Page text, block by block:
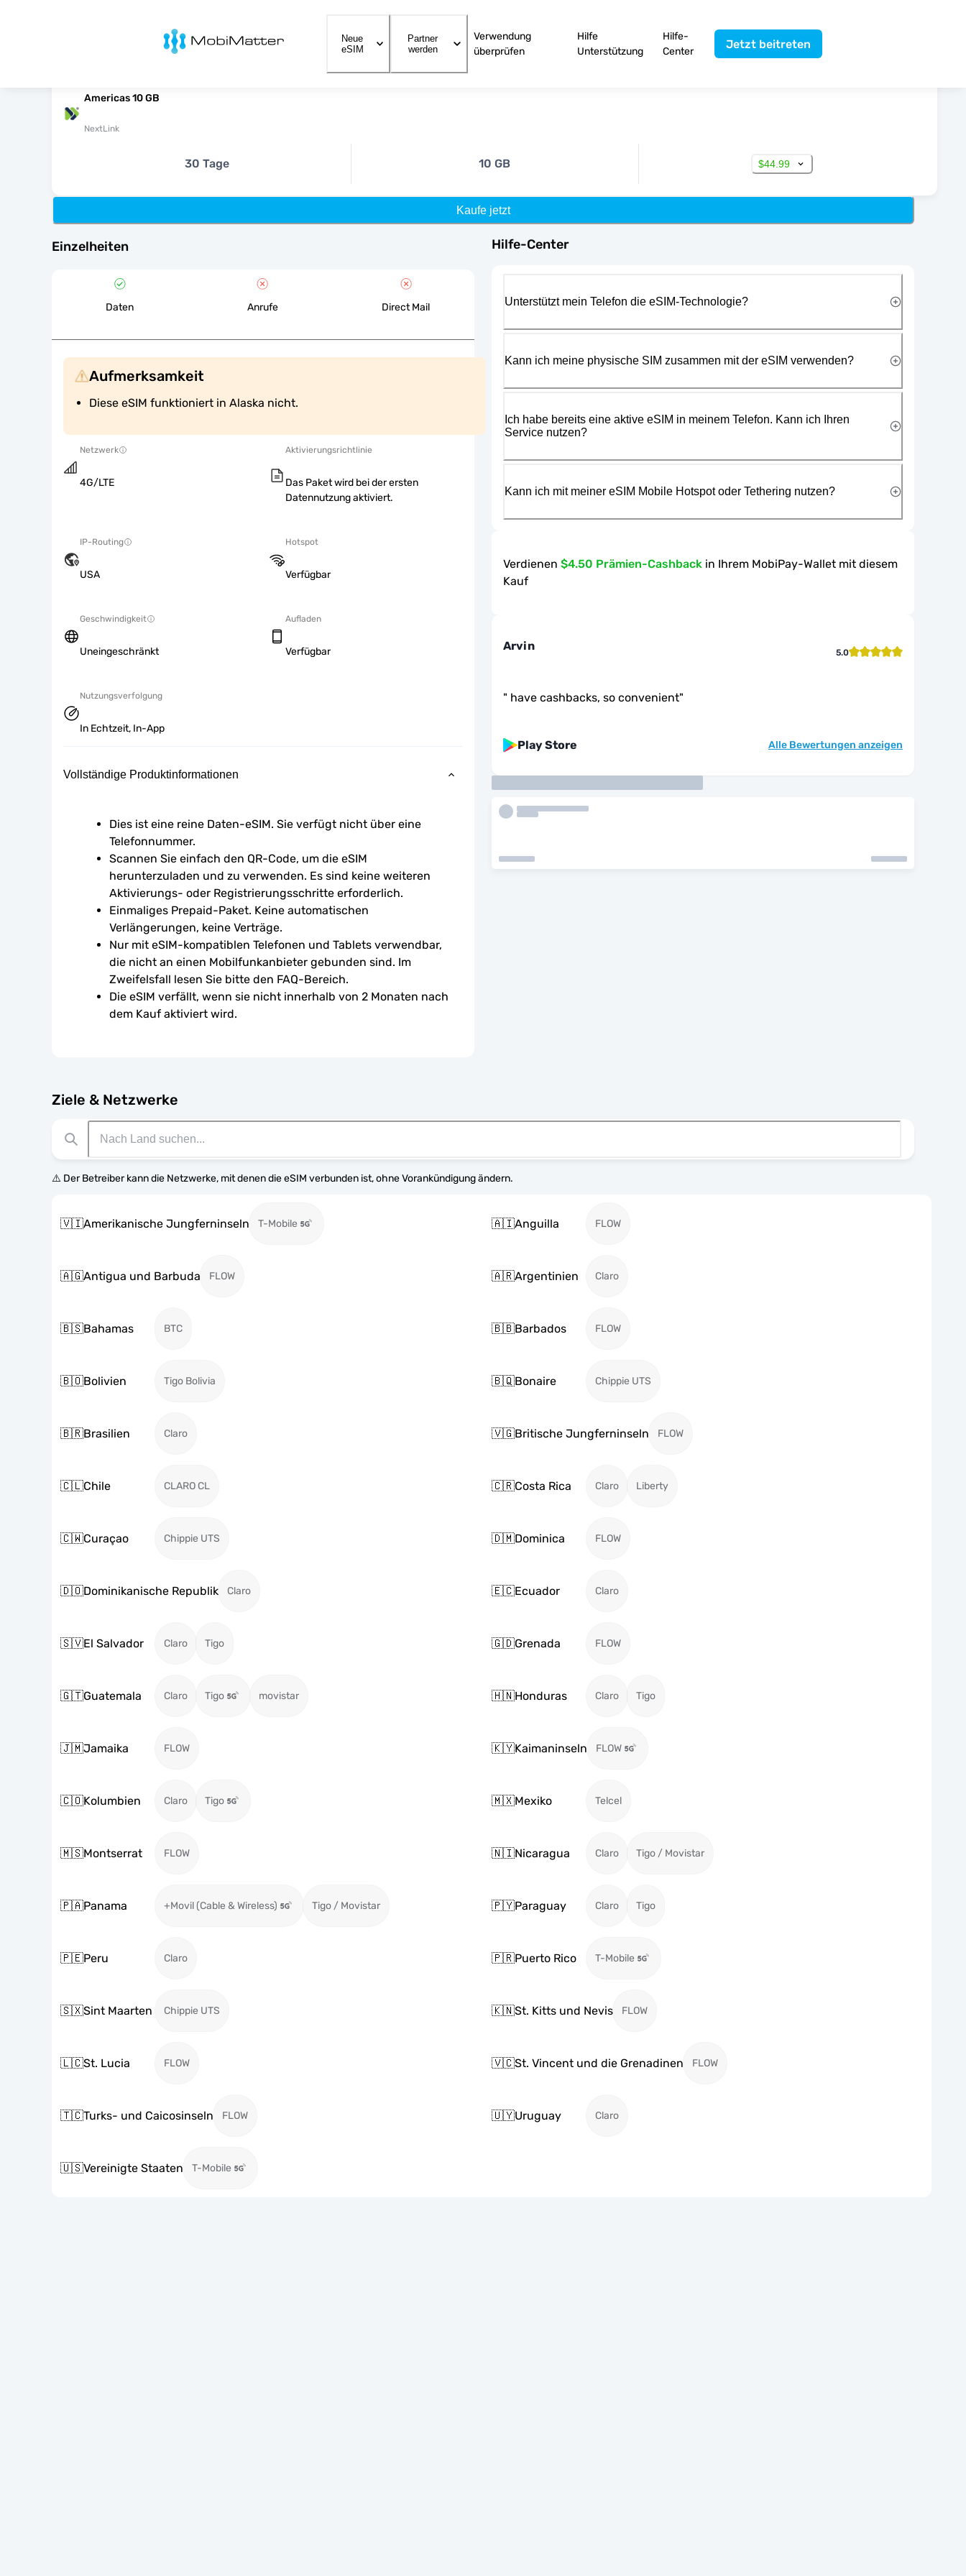
MobiMatter
Neue
eSIM
Partner
werden
Verwendung
überprüfen
Hilfe
Unterstützung
Hilfe-
Center
Jetzt beitreten
Americas 10 GB
NextLink
30 Tage 10 GB $44.99
Kaufe jetzt
Einzelheiten
Daten Anrufe Direct Mail
Aufmerksamkeit
Diese eSIM funktioniert in Alaska nicht.
Netzwerk
4G/LTE
Aktivierungsrichtlinie
Das Paket wird bei der ersten
Datennutzung aktiviert.
IP-Routing
USA
Hotspot
Verfügbar
Geschwindigkeit
Uneingeschränkt
Aufladen
Verfügbar
Nutzungsverfolgung
In Echtzeit, In-App
Vollständige Produktinformationen
Dies ist eine reine Daten-eSIM. Sie verfügt nicht über eine
Telefonnummer.
Scannen Sie einfach den QR-Code, um die eSIM
herunterzuladen und zu verwenden. Es sind keine weiteren
Aktivierungs- oder Registrierungsschritte erforderlich.
Einmaliges Prepaid-Paket. Keine automatischen
Verlängerungen, keine Verträge.
Nur mit eSIM-kompatiblen Telefonen und Tablets verwendbar,
die nicht an einen Mobilfunkanbieter gebunden sind. Im
Zweifelsfall lesen Sie bitte den FAQ-Bereich.
Die eSIM verfällt, wenn sie nicht innerhalb von 2 Monaten nach
dem Kauf aktiviert wird.
Ziele & Netzwerke
⚠️ Der Betreiber kann die Netzwerke, mit denen die eSIM verbunden ist, ohne Vorankündigung ändern.
🇻🇮Amerikanische Jungferninseln T-Mobile 🇦🇮Anguilla FLOW
🇦🇬Antigua und Barbuda FLOW 🇦🇷Argentinien Claro
🇧🇸Bahamas BTC 🇧🇧Barbados FLOW
🇧🇴Bolivien Tigo Bolivia 🇧🇶Bonaire Chippie UTS
🇧🇷Brasilien Claro 🇻🇬Britische Jungferninseln FLOW
🇨🇱Chile CLARO CL 🇨🇷Costa Rica Claro Liberty
🇨🇼Curaçao Chippie UTS 🇩🇲Dominica FLOW
🇩🇴Dominikanische Republik Claro 🇪🇨Ecuador Claro
🇸🇻El Salvador Claro Tigo 🇬🇩Grenada FLOW
🇬🇹Guatemala Claro Tigo movistar 🇭🇳Honduras Claro Tigo
🇯🇲Jamaika FLOW 🇰🇾Kaimaninseln FLOW
🇨🇴Kolumbien Claro Tigo 🇲🇽Mexiko Telcel
🇲🇸Montserrat FLOW 🇳🇮Nicaragua Claro Tigo / Movistar
🇵🇦Panama +Movil (Cable & Wireless) Tigo / Movistar 🇵🇾Paraguay Claro Tigo
🇵🇪Peru Claro 🇵🇷Puerto Rico T-Mobile
🇸🇽Sint Maarten Chippie UTS 🇰🇳St. Kitts und Nevis FLOW
🇱🇨St. Lucia FLOW 🇻🇨St. Vincent und die Grenadinen FLOW
🇹🇨Turks- und Caicosinseln FLOW 🇺🇾Uruguay Claro
🇺🇸Vereinigte Staaten T-Mobile
Hilfe-Center
Unterstützt mein Telefon die eSIM-Technologie?
Kann ich meine physische SIM zusammen mit der eSIM verwenden?
Ich habe bereits eine aktive eSIM in meinem Telefon. Kann ich Ihren
Service nutzen?
Kann ich mit meiner eSIM Mobile Hotspot oder Tethering nutzen?
Verdienen $4.50 Prämien-Cashback in Ihrem MobiPay-Wallet mit diesem
Kauf
Arvin 5.0
" have cashbacks, so convenient"
Play Store Alle Bewertungen anzeigen